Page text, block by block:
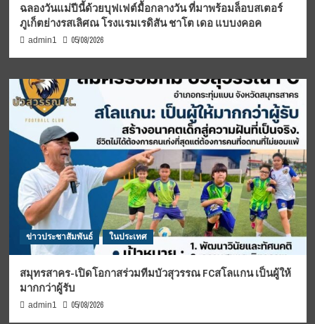
ฉลองวันแม่ปีนี้ด้วยบุฟเฟต์มื้อกลางวัน ที่มาพร้อมล็อบสเตอร์
ภูเก็ตย่างรสเลิศณ โรงแรมเรดิสัน ชาโต เดอ แบบงคอค
admin1 05/08/2026
ข่าวประชาสัมพันธ์ ในประเทศ
สมุทรสาคร-เปิดโอกาสร่วมทีมบัวสุวรรณ FCสโลแกน เป็นผู้ให้
มากกว่าผู้รับ
admin1 05/08/2026